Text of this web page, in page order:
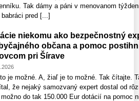
Tak dámy a páni v menovanom
pred [...]
niekomu ako bezpečnostný
občana a pomoc
pri Šírave
je možné. A, žiaľ je to možné. Tak čítajte.
že nejaký samozvaný expert dostal od
do tak 150.000 Eur dotácií na pomoc